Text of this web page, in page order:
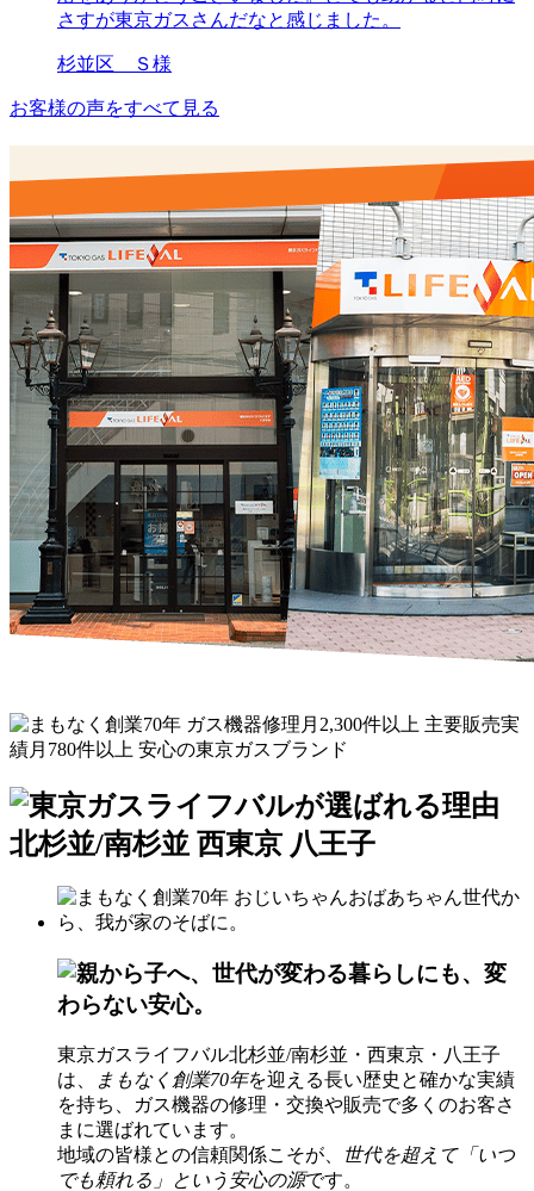
さすが東京ガスさんだなと感じました。
杉並区 Ｓ様
お客様の声をすべて見る
東京ガスライフバル北杉並/南杉並・西東京・八王子
は、
まもなく創業70年を迎える長い歴史と確かな実績
を持ち、ガス機器の修理・交換や販売で多くのお客さ
まに選ばれています。
地域の皆様との信頼関係こそが、
世代を超えて「いつ
でも頼れる」という安心の源です。